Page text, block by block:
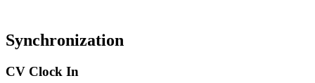
Synchronization
CV Clock In